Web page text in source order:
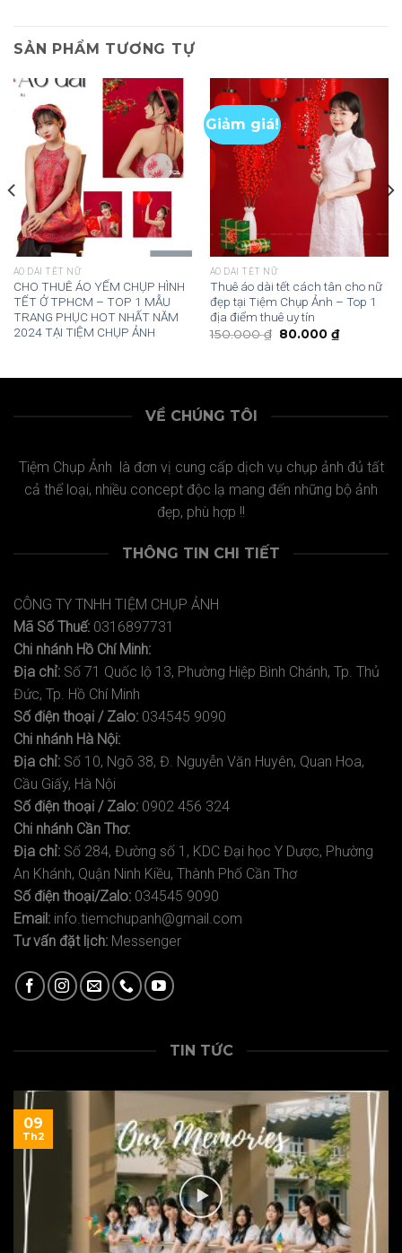
SẢN PHẨM TƯƠNG TỰ
ÁO DÀI TẾT NỮ
CHO THUÊ ÁO YẾM CHỤP HÌNH
TẾT Ở TPHCM – TOP 1 MẪU
TRANG PHỤC HOT NHẤT NĂM
2024 TẠI TIỆM CHỤP ẢNH
Giảm giá!
ÁO DÀI TẾT NỮ
Thuê áo dài tết cách tân cho nữ
đẹp tại Tiệm Chụp Ảnh – Top 1
địa điểm thuê uy tín
150.000₫ 80.000 ₫
VỀ CHÚNG TÔI
Tiệm Chụp Ảnh là đơn vị cung cấp dịch vụ chụp ảnh đủ tất
cả thể loại, nhiều concept độc lạ mang đến những bộ ảnh
đẹp, phù hợp !!
THÔNG TIN CHI TIẾT
CÔNG TY TNHH TIỆM CHỤP ẢNH
Mã Số Thuế: 0316897731
Chi nhánh Hồ Chí Minh:
Địa chỉ: Số 71 Quốc lộ 13, Phường Hiệp Bình Chánh, Tp. Thủ
Đức, Tp. Hồ Chí Minh
Số điện thoại / Zalo: 034545 9090
Chi nhánh Hà Nội:
Địa chỉ: Số 10, Ngõ 38, Đ. Nguyễn Văn Huyên, Quan Hoa,
Cầu Giấy, Hà Nội
Số điện thoại / Zalo: 0902 456 324
Chi nhánh Cần Thơ:
Địa chỉ: Số 284, Đường số 1, KDC Đại học Y Dược, Phường
An Khánh, Quận Ninh Kiều, Thành Phố Cần Thơ
Số điện thoại/Zalo: 034545 9090
Email: info.tiemchupanh@gmail.com
Tư vấn đặt lịch: Messenger
TIN TỨC
09
Th2